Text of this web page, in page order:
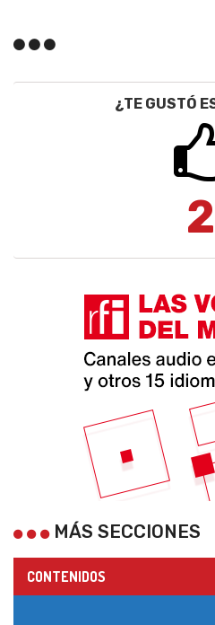
¿TE GUSTÓ
2
MÁS SECCIONES
CONTENIDOS